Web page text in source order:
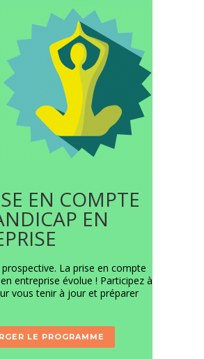
EN COMPTE
EN
La prise en compte
entreprise évolue ! Participez à
vous tenir à jour et préparer
LE PROGRAMME